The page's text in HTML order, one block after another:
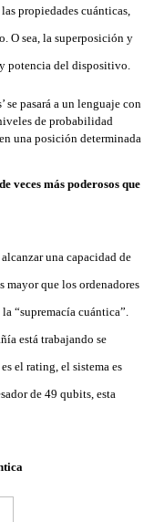
propiedades cuánticas,
O sea, la superposición y
potencia del dispositivo.
veces más poderosos que
una capacidad de
mayor que los ordenadores
“supremacía cuántica”.
está trabajando se
el rating, el sistema es
de 49 qubits, esta